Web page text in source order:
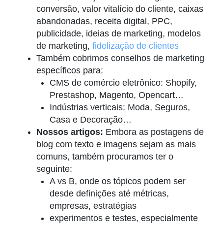
conversão, valor vitalício do cliente, caixas
abandonadas, receita digital, PPC,
publicidade, ideias de marketing, modelos
de marketing, fidelização de clientes
Também cobrimos conselhos de marketing
específicos para:
CMS de comércio eletrônico: Shopify,
Prestashop, Magento, Opencart…
Indústrias verticais: Moda, Seguros,
Casa e Decoração…
Nossos artigos: Embora as postagens de
blog com texto e imagens sejam as mais
comuns, também procuramos ter o
seguinte:
A vs B, onde os tópicos podem ser
desde definições até métricas,
empresas, estratégias
experimentos e testes, especialmente